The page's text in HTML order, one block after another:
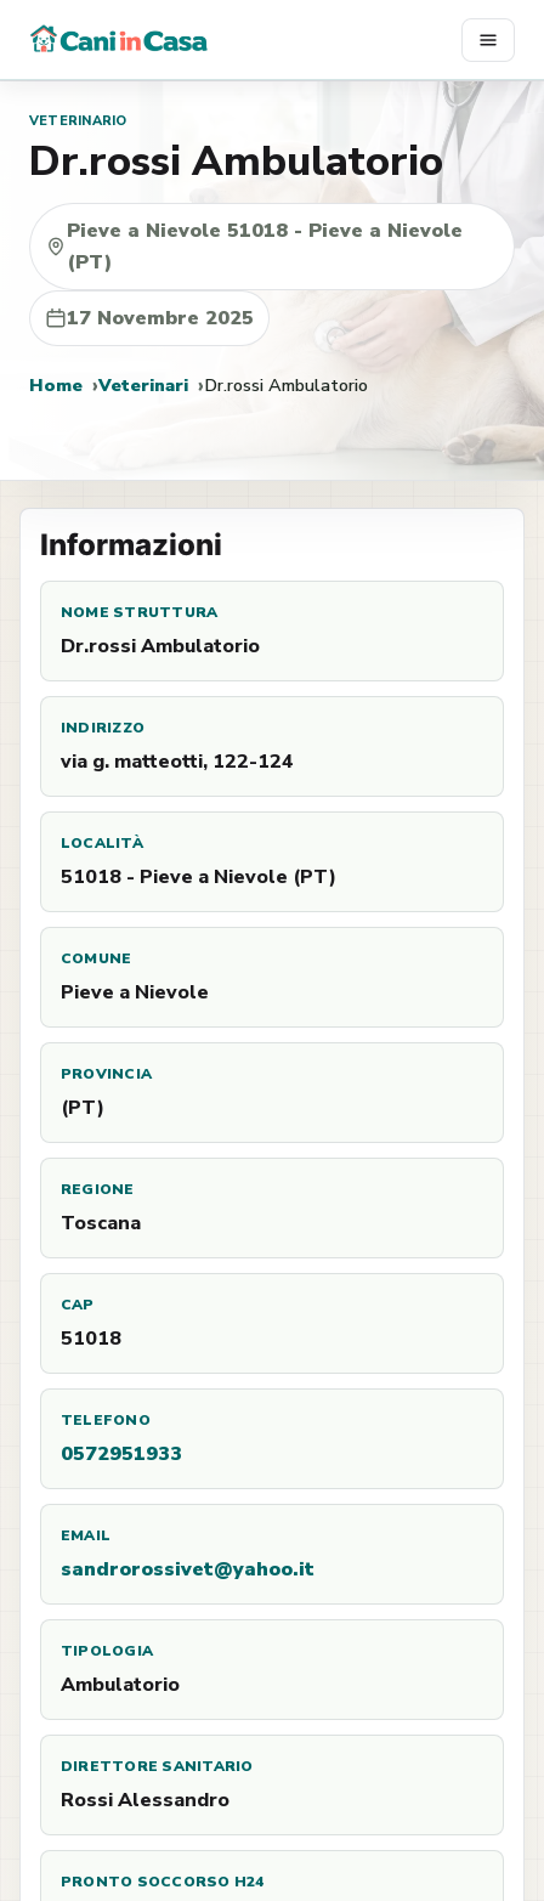
contenuto
VETERINARIO
Dr.rossi Ambulatorio
Pieve a Nievole 51018 - Pieve a Nievole
(PT)
17 Novembre 2025
Home Veterinari Dr.rossi Ambulatorio
Informazioni
NOME STRUTTURA
Dr.rossi Ambulatorio
INDIRIZZO
via g. matteotti, 122-124
LOCALITÀ
51018 - Pieve a Nievole (PT)
COMUNE
Pieve a Nievole
PROVINCIA
(PT)
REGIONE
Toscana
CAP
51018
TELEFONO
0572951933
EMAIL
sandrorossivet@yahoo.it
TIPOLOGIA
Ambulatorio
DIRETTORE SANITARIO
Rossi Alessandro
PRONTO SOCCORSO H24